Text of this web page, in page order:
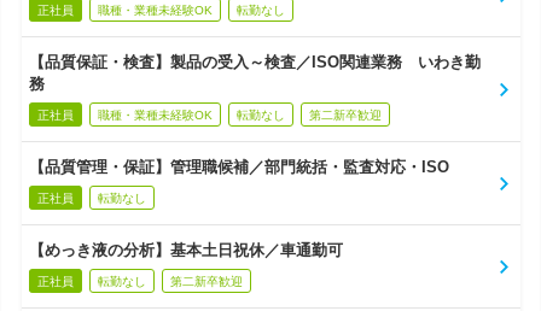
正社員 職種・業種未経験OK 転勤なし
【品質保証・検査】製品の受入～検査／ISO関連業務 いわき勤
務
正社員 職種・業種未経験OK 転勤なし 第二新卒歓迎
【品質管理・保証】管理職候補／部門統括・監査対応・ISO
正社員 転勤なし
【めっき液の分析】基本土日祝休／車通勤可
正社員 転勤なし 第二新卒歓迎